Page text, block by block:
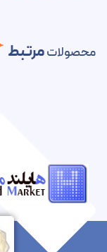
محصولاتمرتبط